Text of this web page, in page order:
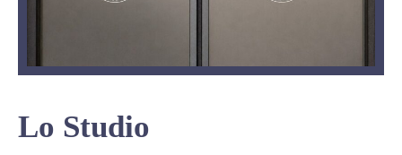
Lo Studio